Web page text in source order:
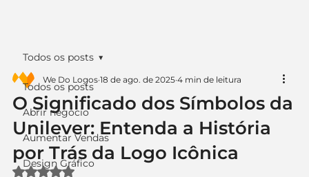
Todos os posts
Abrir negócio
Aumentar Vendas
Design Gráfico
Todos os posts
O Significado dos Símbolos da
Unilever: Entenda a História
por Trás da Logo Icônica
We Do Logos 18 de ago. de 2025 4 min de leitura
Avaliado com NaN de 5 estrelas.